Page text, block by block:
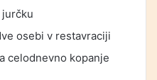
jurčku
osebi v restavraciji
celodnevno kopanje